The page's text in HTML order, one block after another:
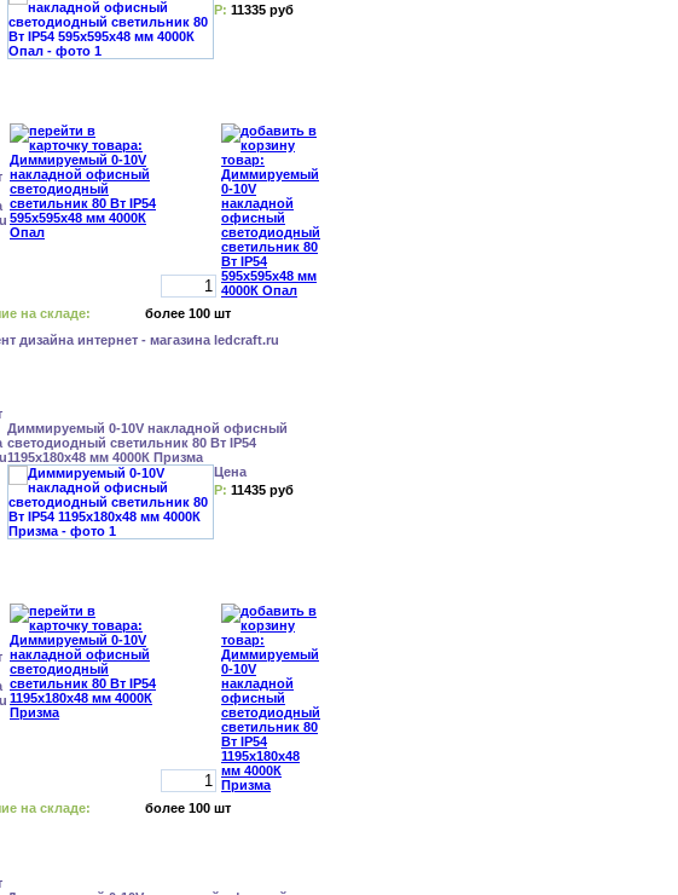
Р: 11335 руб
на складе: более 100 шт
Диммируемый 0-10V накладной офисный
светодиодный светильник 80 Вт IP54
1195x180x48 мм 4000К Призма
Цена
Р: 11435 руб
на складе: более 100 шт